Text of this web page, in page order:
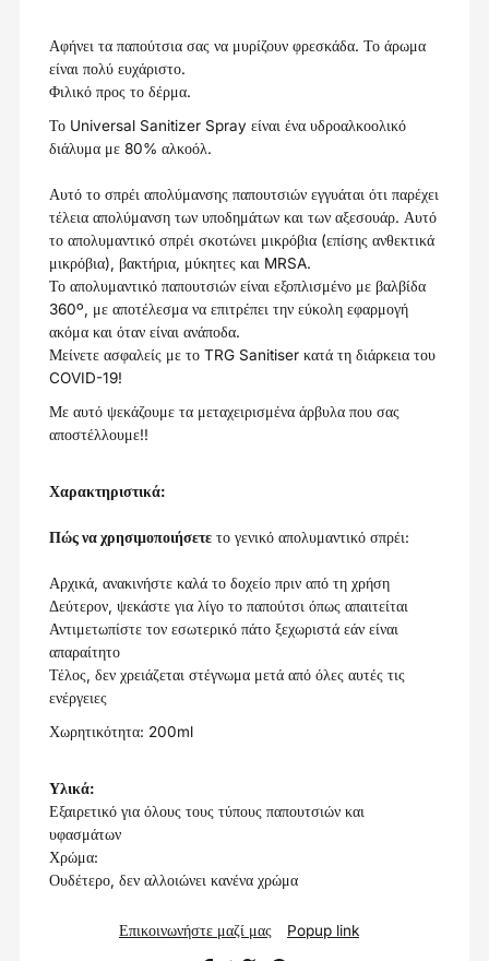
Αφήνει τα παπούτσια σας να μυρίζουν φρεσκάδα. Το άρωμα
είναι πολύ ευχάριστο.
Φιλικό προς το δέρμα.
Το Universal Sanitizer Spray είναι ένα υδροαλκοολικό
διάλυμα με 80% αλκοόλ.
Αυτό το σπρέι απολύμανσης παπουτσιών εγγυάται ότι παρέχει
τέλεια απολύμανση των υποδημάτων και των αξεσουάρ. Αυτό
το απολυμαντικό σπρέι σκοτώνει μικρόβια (επίσης ανθεκτικά
μικρόβια), βακτήρια, μύκητες και MRSA.
Το απολυμαντικό παπουτσιών είναι εξοπλισμένο με βαλβίδα
360º, με αποτέλεσμα να επιτρέπει την εύκολη εφαρμογή
ακόμα και όταν είναι ανάποδα.
Μείνετε ασφαλείς με το TRG Sanitiser κατά τη διάρκεια του
COVID-19!
Με αυτό ψεκάζουμε τα μεταχειρισμένα άρβυλα που σας
αποστέλλουμε!!
Χαρακτηριστικά:
Πώς να χρησιμοποιήσετε το γενικό απολυμαντικό σπρέι:
Αρχικά, ανακινήστε καλά το δοχείο πριν από τη χρήση
Δεύτερον, ψεκάστε για λίγο το παπούτσι όπως απαιτείται
Αντιμετωπίστε τον εσωτερικό πάτο ξεχωριστά εάν είναι
απαραίτητο
Τέλος, δεν χρειάζεται στέγνωμα μετά από όλες αυτές τις
ενέργειες
Χωρητικότητα: 200ml
Υλικά:
Εξαιρετικό για όλους τους τύπους παπουτσιών και
υφασμάτων
Χρώμα:
Ουδέτερο, δεν αλλοιώνει κανένα χρώμα
Επικοινωνήστε μαζί μας Popup link